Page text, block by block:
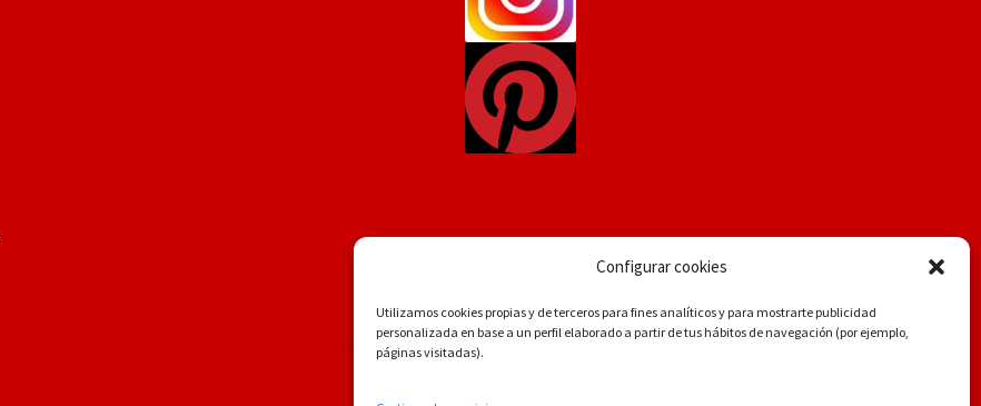
Configurar cookies
Utilizamos cookies propias y de terceros para fines analíticos y para mostrarte publicidad
personalizada en base a un perfil elaborado a partir de tus hábitos de navegación (por ejemplo,
páginas visitadas).